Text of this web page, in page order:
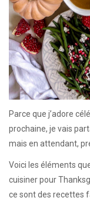
Parce que j’adore
prochaine, je vais
mais en attendant,
Voici les éléments
cuisiner pour
ce sont des recettes